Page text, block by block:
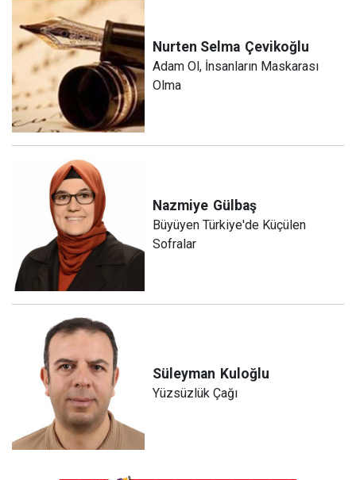
Nurten Selma Çevikoğlu
Adam Ol, İnsanların Maskarası
Olma
Nazmiye Gülbaş
Büyüyen Türkiye'de Küçülen
Sofralar
Süleyman Kuloğlu
Yüzsüzlük Çağı